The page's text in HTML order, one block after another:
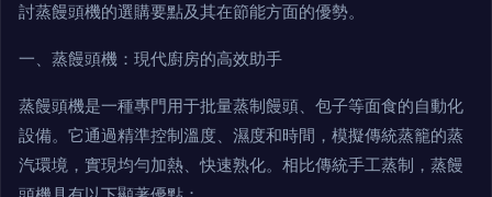
討蒸饅頭機的選購要點及其在節能方面的優勢。
一、蒸饅頭機：現代廚房的高效助手
蒸饅頭機是一種專門用于批量蒸制饅頭、包子等面食的自動化
設備。它通過精準控制溫度、濕度和時間，模擬傳統蒸籠的蒸
汽環境，實現均勻加熱、快速熟化。相比傳統手工蒸制，蒸饅